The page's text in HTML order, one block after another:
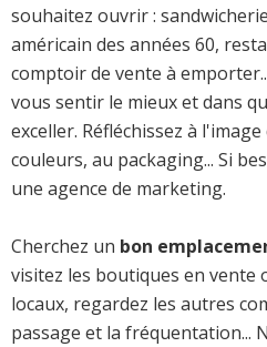
souhaitez ouvrir :
américain des années 60,
comptoir de vente à
vous sentir le mieux et dans
exceller. Réfléchissez à
couleurs, au packaging... Si
une agence de marketing.
Cherchez un bon
visitez les boutiques en vente
locaux, regardez les autres
passage et la fréquentation...